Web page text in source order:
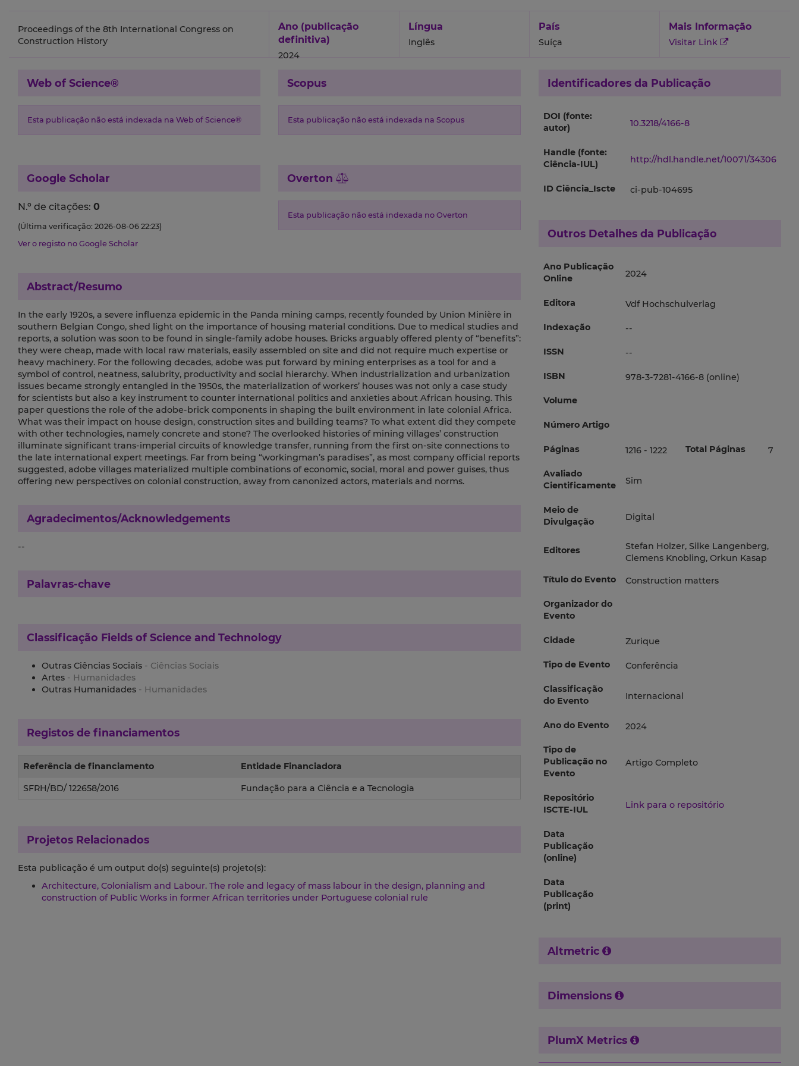
Proceedings of the 8th International Congress on
Construction History
Ano (publicação
definitiva)
2024
Língua
Inglês
País
Suíça
Mais Informação
Visitar Link
Web of Science®
Esta publicação não está indexada na Web of Science®
Scopus
Esta publicação não está indexada na Scopus
Google Scholar
N.º de citações: 0
(Última verificação: 2026-08-06 22:23)
Ver o registo no Google Scholar
Overton
Esta publicação não está indexada no Overton
Abstract/Resumo
In the early 1920s, a severe influenza epidemic in the Panda mining camps, recently founded by Union Minière in
southern Belgian Congo, shed light on the importance of housing material conditions. Due to medical studies and
reports, a solution was soon to be found in single-family adobe houses. Bricks arguably offered plenty of “benefits”:
they were cheap, made with local raw materials, easily assembled on site and did not require much expertise or
heavy machinery. For the following decades, adobe was put forward by mining enterprises as a tool for and a
symbol of control, neatness, salubrity, productivity and social hierarchy. When industrialization and urbanization
issues became strongly entangled in the 1950s, the materialization of workers’ houses was not only a case study
for scientists but also a key instrument to counter international politics and anxieties about African housing. This
paper questions the role of the adobe-brick components in shaping the built environment in late colonial Africa.
What was their impact on house design, construction sites and building teams? To what extent did they compete
with other technologies, namely concrete and stone? The overlooked histories of mining villages’ construction
illuminate significant trans-imperial circuits of knowledge transfer, running from the first on-site connections to
the late international expert meetings. Far from being “workingman’s paradises”, as most company official reports
suggested, adobe villages materialized multiple combinations of economic, social, moral and power guises, thus
offering new perspectives on colonial construction, away from canonized actors, materials and norms.
Agradecimentos/Acknowledgements
--
Palavras-chave
Classificação Fields of Science and Technology
Outras Ciências Sociais - Ciências Sociais
Artes - Humanidades
Outras Humanidades - Humanidades
Registos de financiamentos
Referência de financiamento Entidade Financiadora
SFRH/BD/ 122658/2016 Fundação para a Ciência e a Tecnologia
Projetos Relacionados
Esta publicação é um output do(s) seguinte(s) projeto(s):
Architecture, Colonialism and Labour. The role and legacy of mass labour in the design, planning and
construction of Public Works in former African territories under Portuguese colonial rule
Identificadores da Publicação
DOI (fonte:
autor)
10.3218/4166-8
Handle (fonte:
Ciência-IUL)
http://hdl.handle.net/10071/34306
ID Ciência_Iscte ci-pub-104695
Outros Detalhes da Publicação
Ano Publicação
Online
2024
Editora Vdf Hochschulverlag
Indexação --
ISSN --
ISBN 978-3-7281-4166-8 (online)
Volume
Número Artigo
Páginas 1216 - 1222 Total Páginas 7
Avaliado
Cientificamente
Sim
Meio de
Divulgação
Digital
Editores
Stefan Holzer, Silke Langenberg,
Clemens Knobling, Orkun Kasap
Título do Evento
Construction matters
Organizador do
Evento
Cidade Zurique
Tipo de Evento Conferência
Classificação
do Evento
Internacional
Ano do Evento 2024
Tipo de
Publicação no
Evento
Artigo Completo
Repositório
ISCTE-IUL
Link para o repositório
Data
Publicação
(online)
Data
Publicação
(print)
Altmetric
Dimensions
PlumX Metrics